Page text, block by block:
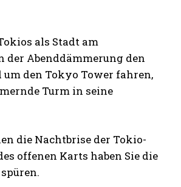
als Stadt am
Abenddämmerung den
um den Tokyo Tower fahren,
Turm in seine
die Nachtbrise der Tokio-
offenen Karts haben Sie die